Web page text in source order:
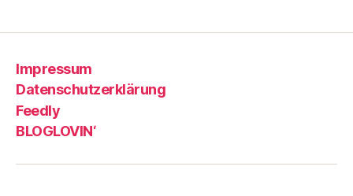
Impressum
Datenschutzerklärung
Feedly
BLOGLOVIN‘